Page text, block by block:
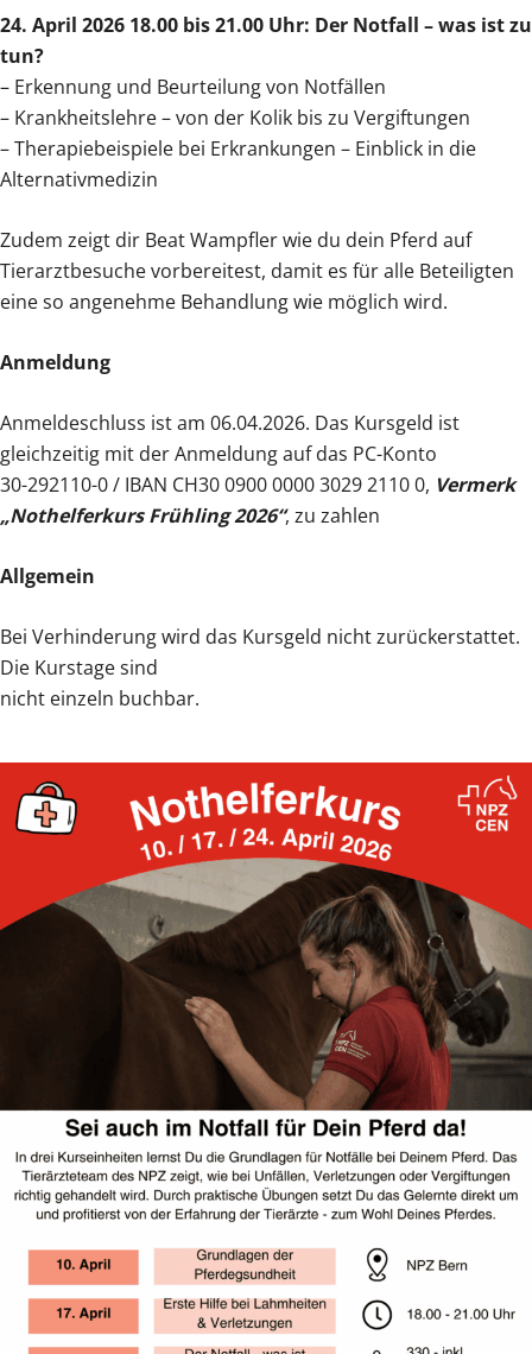
24. April 2026 18.00 bis 21.00 Uhr: Der Notfall – was ist zu
tun?
– Erkennung und Beurteilung von Notfällen
– Krankheitslehre – von der Kolik bis zu Vergiftungen
– Therapiebeispiele bei Erkrankungen – Einblick in die
Alternativmedizin
Zudem zeigt dir Beat Wampfler wie du dein Pferd auf
Tierarztbesuche vorbereitest, damit es für alle Beteiligten
eine so angenehme Behandlung wie möglich wird.
Anmeldung
Anmeldeschluss ist am 06.04.2026. Das Kursgeld ist
gleichzeitig mit der Anmeldung auf das PC-Konto
30-292110-0 / IBAN CH30 0900 0000 3029 2110 0, Vermerk
„Nothelferkurs Frühling 2026“, zu zahlen
Allgemein
Bei Verhinderung wird das Kursgeld nicht zurückerstattet.
Die Kurstage sind
nicht einzeln buchbar.